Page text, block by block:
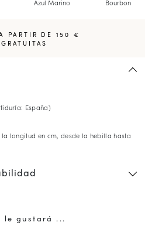
Azul Marino Bourbon
PARTIR DE 150 €
España)
longitud en cm, desde la hebilla hasta
le gustará ...